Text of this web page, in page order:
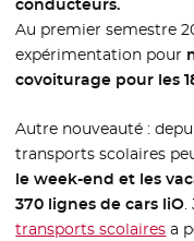
conducteurs.
Au premier semestre
expérimentation pour
covoiturage pour les
Autre nouveauté :
transports scolaires
le week-end et les
370 lignes de cars liO.
transports scolaires a